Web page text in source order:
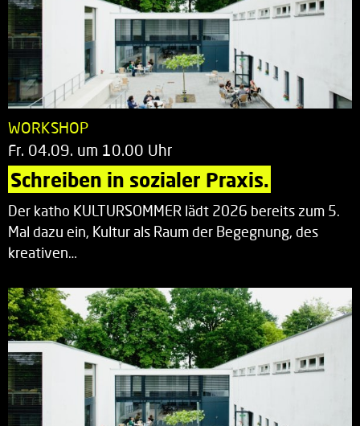
WORKSHOP
Fr. 04.09. um 10.00 Uhr
Schreiben in sozialer Praxis.
Der katho KULTURSOMMER lädt 2026 bereits zum 5.
Mal dazu ein, Kultur als Raum der Begegnung, des
kreativen…